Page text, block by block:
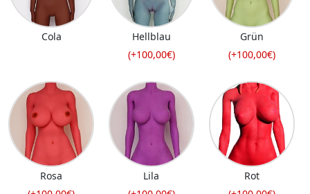
Cola
Hellblau
(+100,00€)
Grün
(+100,00€)
Rosa
Lila
Rot